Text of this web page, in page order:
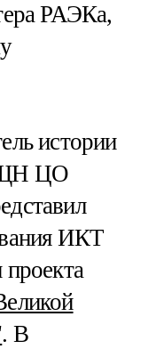
РАЭКа,
истории
ЦО
ИКТ
. В